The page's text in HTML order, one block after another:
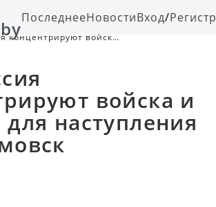
ПоследнееНовостиВход/
концентрируют войска
войска и
для наступления